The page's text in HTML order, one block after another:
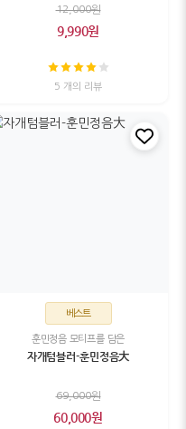
12,000원
9,990원
5 개의 리뷰
베스트
훈민정음 모티프를 담은
자개텀블러-훈민정음大
69,000원
60,000원